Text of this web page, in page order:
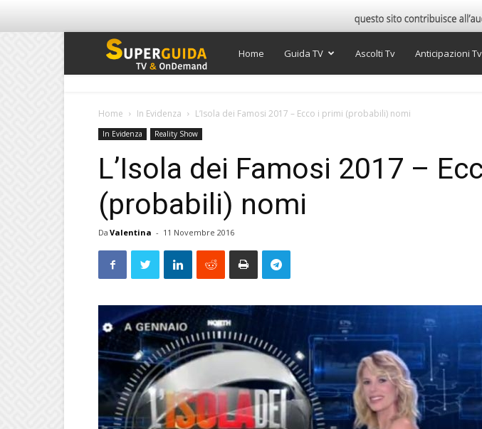
Super
Home Guida TV Ascolti Tv Anticipazioni Tv
Home In Evidenza L’Isola dei Famosi 2017 – Ecco i primi (probabili) nomi
In Evidenza Reality Show
L’Isola dei Famosi 2017 –
(probabili) nomi
Da Valentina - 11 Novembre 2016